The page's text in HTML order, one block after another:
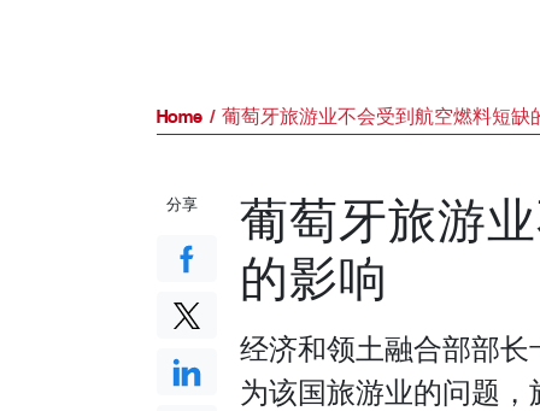
Home 葡萄牙旅游业不会受到航空燃料短缺
葡萄牙旅游
的影响
经济和领土融合部部
为该国旅游业的问题
分享